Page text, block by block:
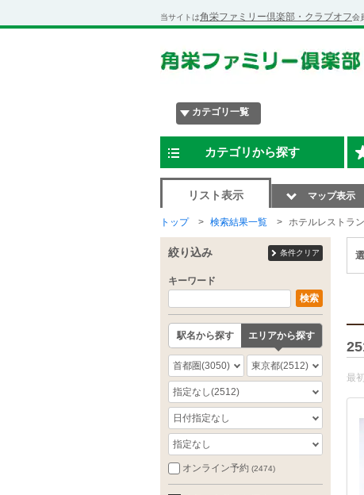
当サイトは角栄ファミリー倶楽部・クラブオフ会
カテゴリ一覧
カテゴリから探す
リスト表示 マップ表示
トップ 検索結果一覧 ホテルレストラ
最初
絞り込み 条件クリア
キーワード
検索
駅名から探す エリアから探す
首都圏(3050) 東京都(2512)
指定なし(2512)
日付指定なし
指定なし
オンライン予約 (2474)